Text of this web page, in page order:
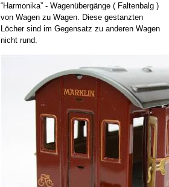
“Harmonika” - Wagenübergänge ( Faltenbalg )
von Wagen zu Wagen. Diese gestanzten
Löcher sind im Gegensatz zu anderen Wagen
nicht rund.